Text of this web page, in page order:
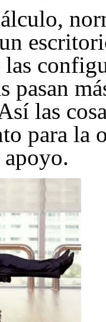
las
pasan
las
para la
apoyo.